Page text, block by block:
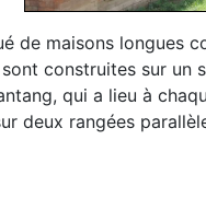
de maisons longues
construites sur
qui a lieu à
deux rangées